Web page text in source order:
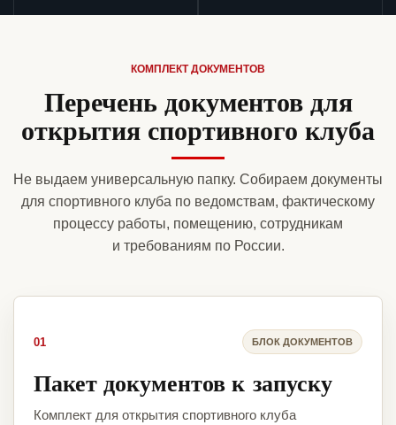
КОМПЛЕКТ ДОКУМЕНТОВ
Перечень документов для
открытия спортивного клуба
Не выдаем универсальную папку. Собираем документы
для спортивного клуба по ведомствам, фактическому
процессу работы, помещению, сотрудникам
и требованиям по России.
01 БЛОК ДОКУМЕНТОВ
Пакет документов к запуску
Комплект для открытия спортивного клуба